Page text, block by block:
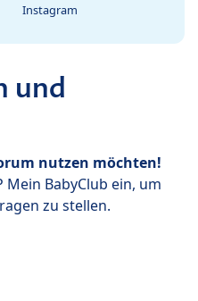
Instagram
und
nutzen möchten!
Mein BabyClub ein, um
zu stellen.